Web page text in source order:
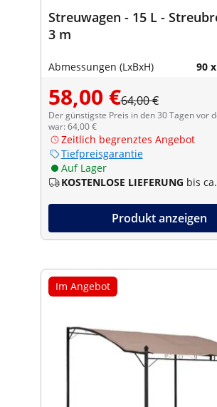
Streuwagen - 15 L -
3 m
Abmessungen (LxBxH) 90
58,00 €64,00 €
Der günstigste Preis in den 30 Tagen vor
war: 64,00 €
Zeitlich begrenztes Angebot
Tiefpreisgarantie
Auf Lager
KOSTENLOSE LIEFERUNG bis
Produkt anzeigen
Im Angebot